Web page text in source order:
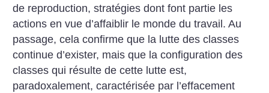
de reproduction, stratégies dont font partie les
actions en vue d’affaiblir le monde du travail. Au
passage, cela confirme que la lutte des classes
continue d’exister, mais que la configuration des
classes qui résulte de cette lutte est,
paradoxalement, caractérisée par l’effacement